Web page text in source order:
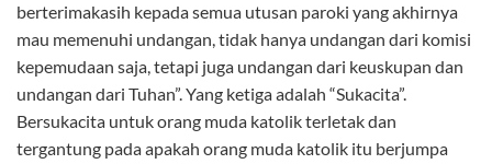
berterimakasih kepada semua utusan paroki yang akhirnya
mau memenuhi undangan, tidak hanya undangan dari komisi
kepemudaan saja, tetapi juga undangan dari keuskupan dan
undangan dari Tuhan”. Yang ketiga adalah “Sukacita”.
Bersukacita untuk orang muda katolik terletak dan
tergantung pada apakah orang muda katolik itu berjumpa